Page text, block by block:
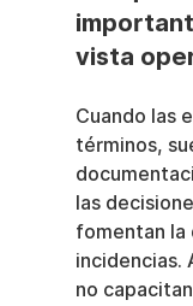
vista
Cuando las
términos,
las
fomentan la
incidencias.
no